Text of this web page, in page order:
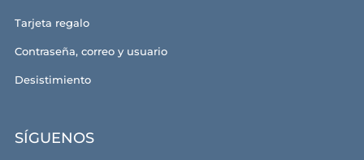
Tarjeta regalo
Contraseña, correo y usuario
Desistimiento
SÍGUENOS